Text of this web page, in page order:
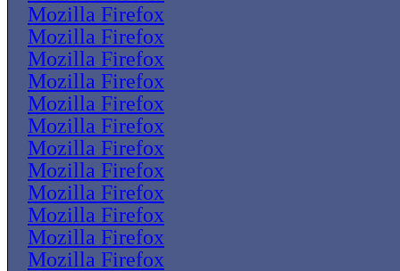
Mozilla Firefox
Mozilla Firefox
Mozilla Firefox
Mozilla Firefox
Mozilla Firefox
Mozilla Firefox
Mozilla Firefox
Mozilla Firefox
Mozilla Firefox
Mozilla Firefox
Mozilla Firefox
Mozilla Firefox